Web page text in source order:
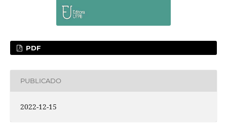
PDF
PUBLICADO
2022-12-15